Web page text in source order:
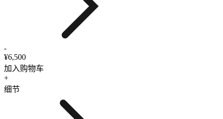
-
¥6,500
加入购物车
+
细节